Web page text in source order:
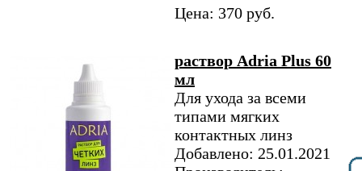
Цена: 370 руб.
раствор Adria Plus 60
мл
Для ухода за всеми
типами мягких
контактных линз
Добавлено: 25.01.2021